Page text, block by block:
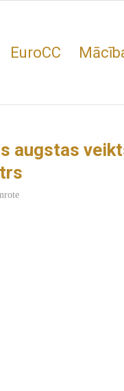
EuroCC
augstas